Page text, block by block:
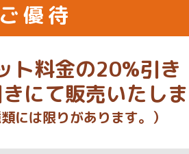
ご優待
ト料金の20%引き
にて販売いたし
には限りがあります。）